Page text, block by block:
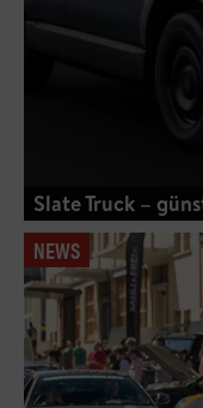
Slate Truck –
NEWS